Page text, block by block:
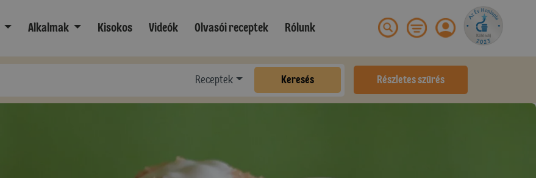
Alkalmak Kisokos Videók Olvasói receptek Rólunk
Receptek Keresés Részletes szűrés